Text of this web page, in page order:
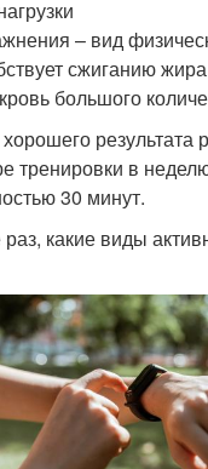
– вид
сжиганию жира
большого
результата
тренировки в
30 минут.
какие виды